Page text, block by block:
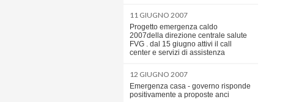
11 GIUGNO 2007
Progetto emergenza caldo
2007della direzione centrale salute
FVG . dal 15 giugno attivi il call
center e servizi di assistenza
12 GIUGNO 2007
Emergenza casa - governo risponde
positivamente a proposte anci